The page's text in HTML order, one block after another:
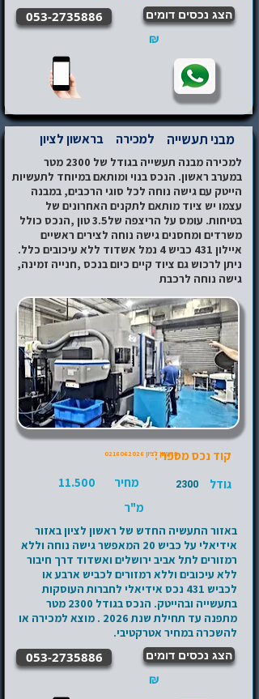
הצג נכסים דומים 053-2735886
₪
בראשון לציון למכירה מבני תעשייה
למכירה מבנה תעשייה בגודל של 2300 מטר
במערב ראשון. הנכס בנוי ומותאם במיוחד לתעשיות
הייטק עם גישה נוחה לכל סוגי הרכבים, במבנה
עצמו יש ציוד מותאם לתקנים האחרונים של
בטיחות. עומס על הריצפה של3.5 טון ,הנכס כולל
משרדים ומחסנים גישה נוחה לצירים ראשיים
איילון 431 כביש 4 נמל אשדוד ללא עיכובים כלל.
ניתן לרכוש גם ציוד קיים כיום בנכס ,חנייה זמינה,
גישה נוחה לרכבת
בראשון לציון 0216062026
קוד נכס מספר :
גודל
2300
11.500
מחיר
מ"ר
באזור התעשיה החדש של ראשון לציון באזור
אידיאלי על כביש 20 המאפשר גישה נוחה וללא
רמזורים לתל אביב ירושלים ואשדוד דרך חיבור
ללא עיכובים וללא רמזורים לכביש ארבע או
לכביש 431 נכס אידיאלי לחברות העוסקות
בתעשייה ובהייטק. הנכס בגודל 2300 מטר
מתפנה עד תחילת שנת 2026 . מוצא למכירה או
להשכרה במחיר אטרקטיבי.
הצג נכסים דומים 053-2735886
₪